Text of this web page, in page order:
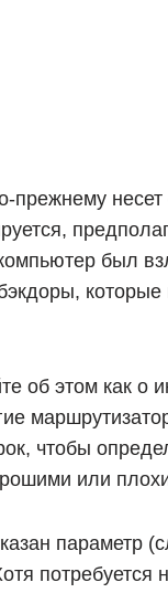
прежнему
был
которые
об этом как о
чтобы
или
параметр
потребуется